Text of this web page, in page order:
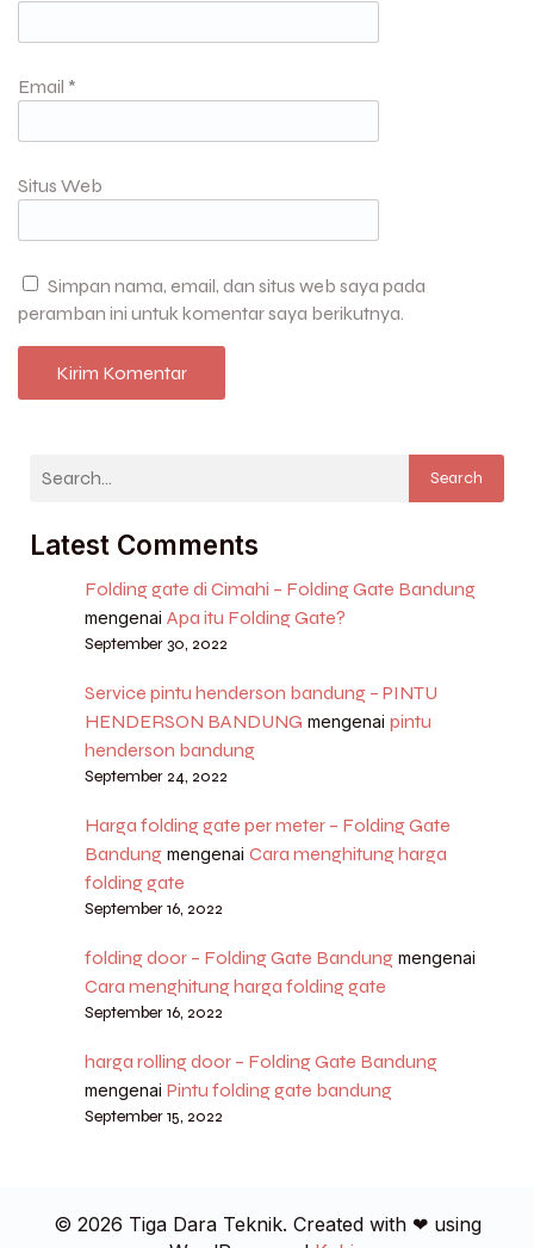
Email *
Situs Web
Simpan nama, email, dan situs web saya pada
peramban ini untuk komentar saya berikutnya.
Search
Latest Comments
Folding gate di Cimahi – Folding Gate Bandung
mengenai Apa itu Folding Gate?
September 30, 2022
Service pintu henderson bandung – PINTU
HENDERSON BANDUNG mengenai pintu
henderson bandung
September 24, 2022
Harga folding gate per meter – Folding Gate
Bandungmengenai Cara menghitung harga
folding gate
September 16, 2022
folding door – Folding Gate Bandungmengenai
Cara menghitung harga folding gate
September 16, 2022
harga rolling door – Folding Gate Bandung
mengenai Pintu folding gate bandung
September 15, 2022
© 2026 Tiga Dara Teknik. Created with ❤ using